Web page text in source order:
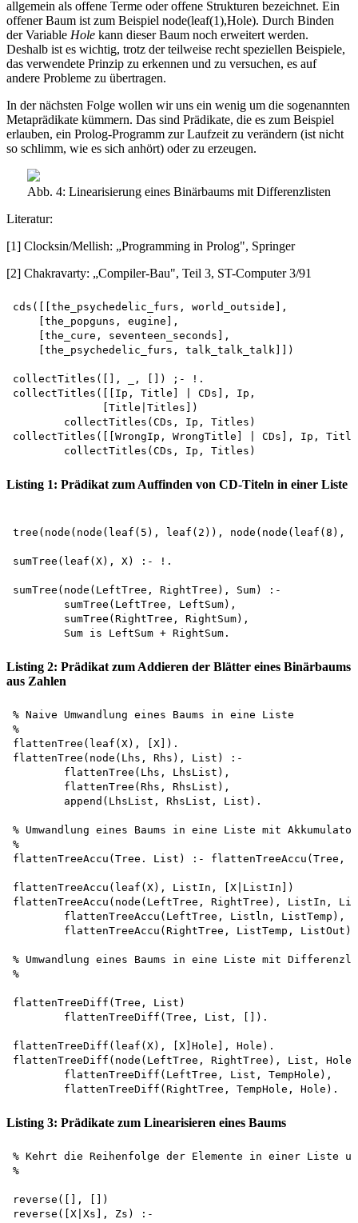
allgemein als offene Terme oder offene Strukturen bezeichnet. Ein
offener Baum ist zum Beispiel node(leaf(1),Hole). Durch Binden
der Variable Hole kann dieser Baum noch erweitert werden.
Deshalb ist es wichtig, trotz der teilweise recht speziellen Beispiele,
das verwendete Prinzip zu erkennen und zu versuchen, es auf
andere Probleme zu übertragen.
In der nächsten Folge wollen wir uns ein wenig um die sogenannten
Metaprädikate kümmern. Das sind Prädikate, die es zum Beispiel
erlauben, ein Prolog-Programm zur Laufzeit zu verändern (ist nicht
so schlimm, wie es sich anhört) oder zu erzeugen.
Abb. 4: Linearisierung eines Binärbaums mit Differenzlisten
Literatur:
[1] Clocksin/Mellish: „Programming in Prolog", Springer
[2] Chakravarty: „Compiler-Bau", Teil 3, ST-Computer 3/91
cds([[the_psychedelic_furs, world_outside],
    [the_popguns, eugine],
    [the_cure, seventeen_seconds],
    [the_psychedelic_furs, talk_talk_talk]])
collectTitles([], _, []) ;- !.
collectTitles([[Ip, Title] | CDs], Ip,
              [Title|Titles])
        collectTitles(CDs, Ip, Titles)
collectTitles([[WrongIp, WrongTitle] | CDs], Ip,
Listing 1: Prädikat zum Auffinden von CD-Titeln in einer Liste
tree(node(node(leaf(5), leaf(2)),
sumTree(leaf(X), X) :- !.
sumTree(node(LeftTree, RightTree), Sum) :-
        sumTree(LeftTree, LeftSum),
        sumTree(RightTree, RightSum),
Listing 2: Prädikat zum Addieren der Blätter eines Binärbaums
aus Zahlen
% Naive Umwandlung eines Baums in eine Liste
%
flattenTree(leaf(X), [X]).
flattenTree(node(Lhs, Rhs), List) :-
        flattenTree(Lhs, LhsList),
        flattenTree(Rhs, RhsList),
        append(LhsList, RhsList, List).
% Umwandlung eines Baums in eine Liste mit Akkumulator
%
flattenTreeAccu(Tree. List) :-
flattenTreeAccu(leaf(X), ListIn, [X|ListIn])
flattenTreeAccu(node(LeftTree, RightTree), ListIn,
        flattenTreeAccu(LeftTree, Listln, ListTemp),
        flattenTreeAccu(RightTree, ListTemp, ListOut).
% Umwandlung eines Baums in eine Liste mit
%
flattenTreeDiff(Tree, List)
        flattenTreeDiff(Tree, List, []).
flattenTreeDiff(leaf(X), [X]Hole], Hole).
flattenTreeDiff(node(LeftTree, RightTree), List,
        flattenTreeDiff(LeftTree, List, TempHole),
Listing 3: Prädikate zum Linearisieren eines Baums
% Kehrt die Reihenfolge der Elemente in einer Liste um
%
reverse([], [])
reverse([X|Xs], Zs) :-